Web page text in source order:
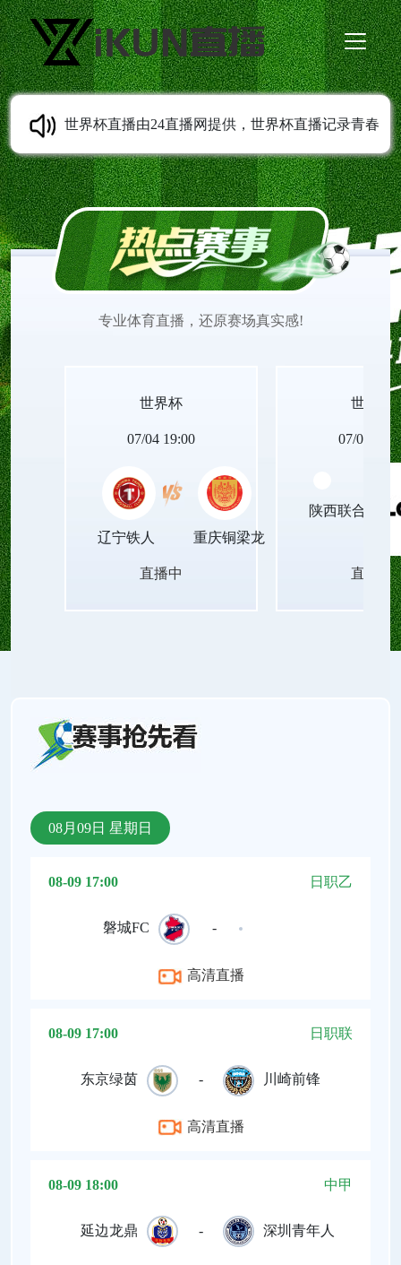
世界杯直播由24直播网提供，世界杯直播记录青春
成长轨迹，从校园到职场，世界杯直播观看陪伴每
一代人留住足球相关的美好回忆。世界杯在线直播
每一次观赛瞬间，都能被清晰珍藏，成为岁月里温
暖的印记！
专业体育直播，还原赛场真实感!
世界杯
07/04 19:00
辽宁铁人 重庆铜梁龙
直播中
世界杯
07/04
陕西联合月亮
直播中
08月09日 星期日
08-09 17:00 日职乙
磐城FC -
高清直播
08-09 17:00 日职联
东京绿茵 - 川崎前锋
高清直播
08-09 18:00 中甲
延边龙鼎 - 深圳青年人